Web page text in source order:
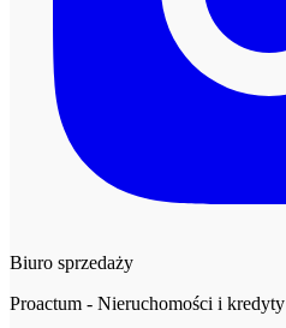
Biuro sprzedaży
Proactum - Nieruchomości i kredyty